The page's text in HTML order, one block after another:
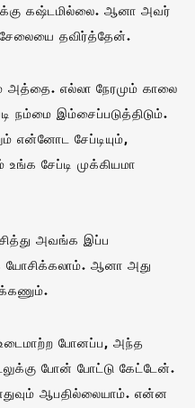
கஷ்டமில்லை. ஆனா அவர்
தவிர்த்தேன்.
அத்தை. எல்லா நேரமும் காலை
நம்மை இம்சைப்படுத்திடும்.
என்னோட சேப்டியும்,
சேப்டி முக்கியமா
அவங்க இப்ப
யோசிக்கலாம். ஆனா அது
போனப்ப, அந்த
போன் போட்டு கேட்டேன்.
ஆபதில்லையாம். என்ன